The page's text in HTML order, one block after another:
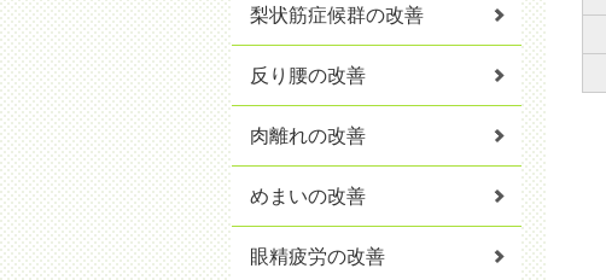
梨状筋症候群の改善
反り腰の改善
肉離れの改善
めまいの改善
眼精疲労の改善